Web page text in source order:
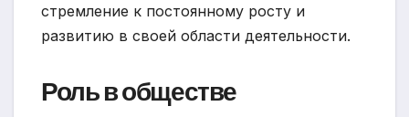
стремление к постоянному росту и
развитию в своей области деятельности.
Роль в обществе